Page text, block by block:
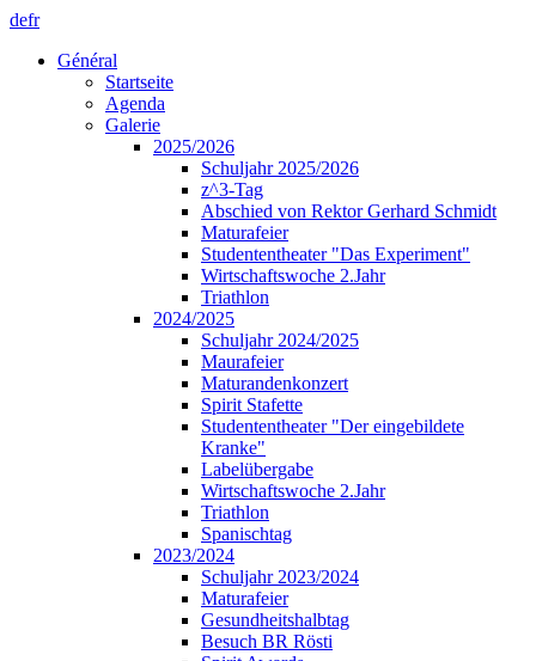
defr
Général
Startseite
Agenda
Galerie
2025/2026
Schuljahr 2025/2026
z^3-Tag
Abschied von Rektor Gerhard Schmidt
Maturafeier
Studententheater "Das Experiment"
Wirtschaftswoche 2.Jahr
Triathlon
2024/2025
Schuljahr 2024/2025
Maurafeier
Maturandenkonzert
Spirit Stafette
Studententheater "Der eingebildete
Kranke"
Labelübergabe
Wirtschaftswoche 2.Jahr
Triathlon
Spanischtag
2023/2024
Schuljahr 2023/2024
Maturafeier
Gesundheitshalbtag
Besuch BR Rösti